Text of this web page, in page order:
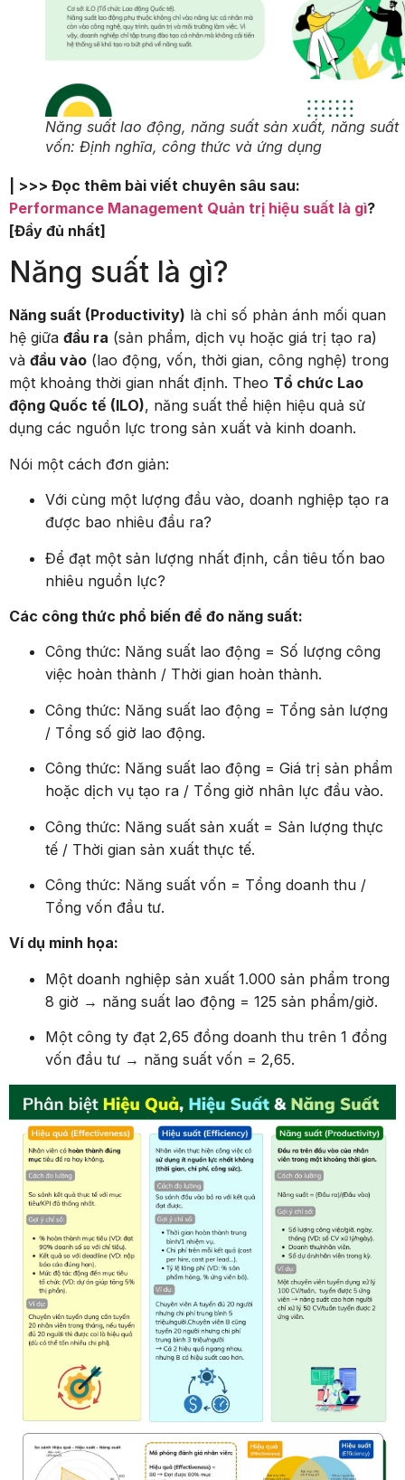
Năng suất lao động, năng suất sản xuất, năng suất
vốn: Định nghĩa, công thức và ứng dụng
| >>> Đọc thêm bài viết chuyên sâu sau:
Performance Management Quản trị hiệu suất là gì?
[Đầy đủ nhất]
Năng suất là gì?
Năng suất (Productivity) là chỉ số phản ánh mối quan
hệ giữa đầu ra (sản phẩm, dịch vụ hoặc giá trị tạo ra)
và đầu vào (lao động, vốn, thời gian, công nghệ) trong
một khoảng thời gian nhất định. Theo Tổ chức Lao
động Quốc tế (ILO), năng suất thể hiện hiệu quả sử
dụng các nguồn lực trong sản xuất và kinh doanh.
Nói một cách đơn giản:
Với cùng một lượng đầu vào, doanh nghiệp tạo ra
được bao nhiêu đầu ra?
Để đạt một sản lượng nhất định, cần tiêu tốn bao
nhiêu nguồn lực?
Các công thức phổ biến để đo năng suất:
Công thức: Năng suất lao động = Số lượng công
việc hoàn thành / Thời gian hoàn thành.
Công thức: Năng suất lao động = Tổng sản lượng
/ Tổng số giờ lao động.
Công thức: Năng suất lao động = Giá trị sản phẩm
hoặc dịch vụ tạo ra / Tổng giờ nhân lực đầu vào.
Công thức: Năng suất sản xuất = Sản lượng thực
tế / Thời gian sản xuất thực tế.
Công thức: Năng suất vốn = Tổng doanh thu /
Tổng vốn đầu tư.
Ví dụ minh họa:
Một doanh nghiệp sản xuất 1.000 sản phẩm trong
8 giờ → năng suất lao động = 125 sản phẩm/giờ.
Một công ty đạt 2,65 đồng doanh thu trên 1 đồng
vốn đầu tư → năng suất vốn = 2,65.